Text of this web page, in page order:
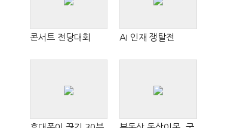
콘서트 전당대회 AI 인재 쟁탈전